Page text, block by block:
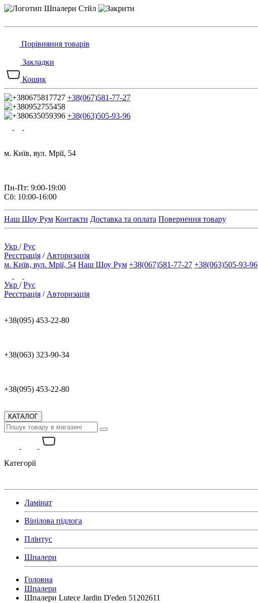
Порівняння товарів
Закладки
Кошик
+38(067)581-77-27
+38(063)505-93-96
м. Київ, вул. Мрії, 54
Пн-Пт: 9:00-19:00
Сб: 10:00-16:00
Наш Шоу Рум Контакти Доставка та оплата Повернення товару
Укр /Рус
Реєстрація / Авторизація
м. Київ, вул. Мрії, 54 Наш Шоу Рум +38(067)581-77-27 +38(063)505-93-96
Укр /Рус
Реєстрація / Авторизація
+38(095) 453-22-80
+38(063) 323-90-34
+38(095) 453-22-80
КАТАЛОГ
Категорії
Ламінат
Вінілова підлога
Плінтус
Шпалери
Головна
Шпалери
Шпалери Lutece Jardin D'eden 51202611